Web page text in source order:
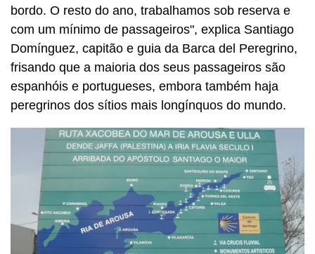
bordo. O resto do ano, trabalhamos sob reserva e
com um mínimo de passageiros", explica Santiago
Domínguez, capitão e guia da Barca del Peregrino,
frisando que a maioria dos seus passageiros são
espanhóis e portugueses, embora também haja
peregrinos dos sítios mais longínquos do mundo.